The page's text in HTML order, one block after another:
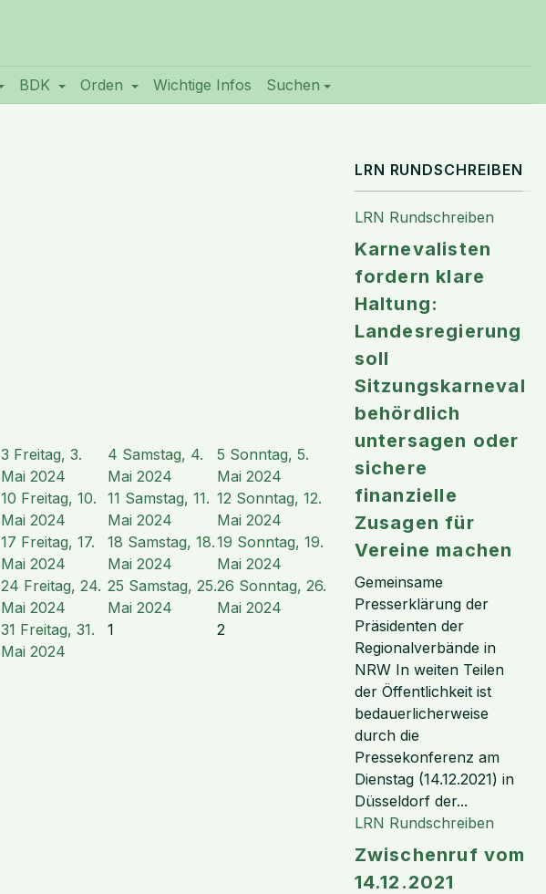
BDK Orden Wichtige Infos Suchen
3 Freitag, 3.
Mai 2024
4 Samstag, 4.
Mai 2024
5 Sonntag, 5.
Mai 2024
10 Freitag, 10.
Mai 2024
11 Samstag, 11.
Mai 2024
12 Sonntag, 12.
Mai 2024
17 Freitag, 17.
Mai 2024
18 Samstag, 18.
Mai 2024
19 Sonntag, 19.
Mai 2024
24 Freitag, 24.
Mai 2024
25 Samstag, 25.
Mai 2024
26 Sonntag, 26.
Mai 2024
31 Freitag, 31.
Mai 2024
1 2
LRN RUNDSCHREIBEN
LRN Rundschreiben
Karnevalisten
fordern klare
Haltung:
Landesregierung
soll
Sitzungskarneval
behördlich
untersagen oder
sichere
finanzielle
Zusagen für
Vereine machen
Gemeinsame
Presserklärung der
Präsidenten der
Regionalverbände in
NRW In weiten Teilen
der Öffentlichkeit ist
bedauerlicherweise
durch die
Pressekonferenz am
Dienstag (14.12.2021) in
Düsseldorf der...
LRN Rundschreiben
Zwischenruf vom
14.12.2021